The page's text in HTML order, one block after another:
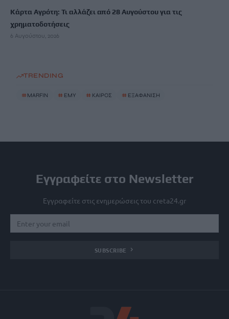
Κάρτα Αγρότη: Τι αλλάζει από 28 Αυγούστου για τις
χρηματοδοτήσεις
6 Αυγούστου, 2026
TRENDING
# MARFIN # ΕΜΥ # ΚΑΙΡΟΣ # ΕΞΑΦΑΝΙΣΗ
Εγγραφείτε στο Newsletter
Εγγραφείτε στις ενημερώσεις του creta24.gr
SUBSCRIBE